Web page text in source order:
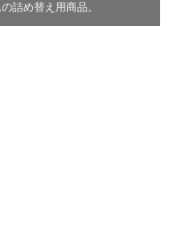
詰め替え用商品。